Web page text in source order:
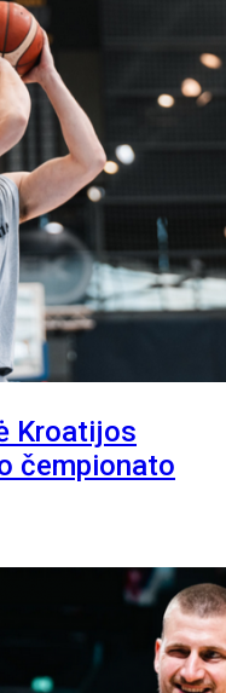
Kroatijos
čempionato